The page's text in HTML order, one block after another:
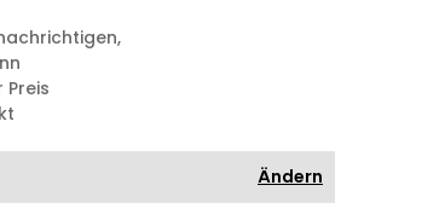
Preis
Ändern